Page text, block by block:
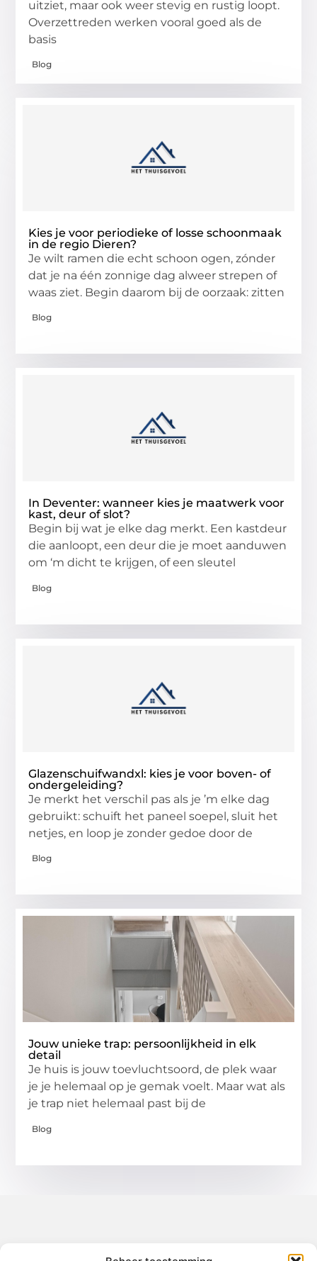
uitziet, maar ook weer stevig en rustig loopt.
Overzettreden werken vooral goed als de
basis
Blog
Kies je voor periodieke of losse schoonmaak
in de regio Dieren?
Je wilt ramen die echt schoon ogen, zónder
dat je na één zonnige dag alweer strepen of
waas ziet. Begin daarom bij de oorzaak: zitten
Blog
In Deventer: wanneer kies je maatwerk voor
kast, deur of slot?
Begin bij wat je elke dag merkt. Een kastdeur
die aanloopt, een deur die je moet aanduwen
om ‘m dicht te krijgen, of een sleutel
Blog
Glazenschuifwandxl: kies je voor boven- of
ondergeleiding?
Je merkt het verschil pas als je ’m elke dag
gebruikt: schuift het paneel soepel, sluit het
netjes, en loop je zonder gedoe door de
Blog
Jouw unieke trap: persoonlijkheid in elk
detail
Je huis is jouw toevluchtsoord, de plek waar
je je helemaal op je gemak voelt. Maar wat als
je trap niet helemaal past bij de
Blog